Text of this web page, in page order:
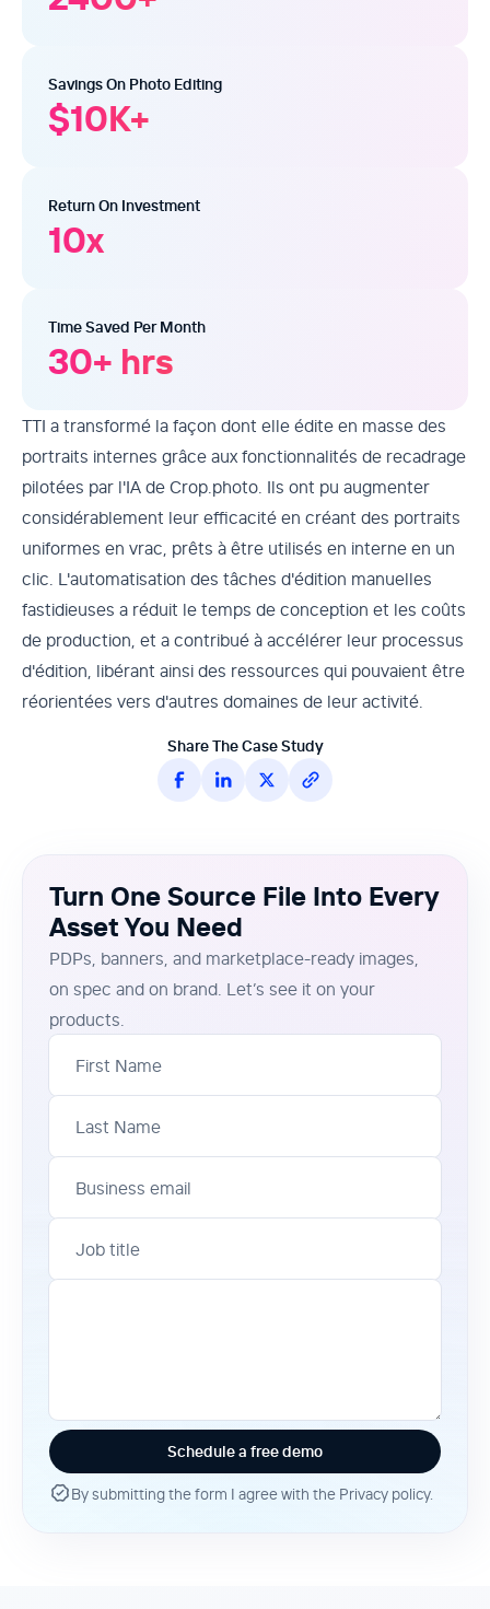
Savings On Photo Editing
$10K+
Return On Investment
10x
Time Saved Per Month
30+ hrs
TTI a transformé la façon dont elle édite en masse des
portraits internes grâce aux fonctionnalités de recadrage
pilotées par l'IA de Crop.photo. Ils ont pu augmenter
considérablement leur efficacité en créant des portraits
uniformes en vrac, prêts à être utilisés en interne en un
clic. L'automatisation des tâches d'édition manuelles
fastidieuses a réduit le temps de conception et les coûts
de production, et a contribué à accélérer leur processus
d'édition, libérant ainsi des ressources qui pouvaient être
réorientées vers d'autres domaines de leur activité.
Share The Case Study
Turn One Source File Into Every
Asset You Need
PDPs, banners, and marketplace-ready images,
on spec and on brand. Let’s see it on your
products.
First Name
Last Name
Business email
Job title
By submitting the form I agree with the Privacy policy.